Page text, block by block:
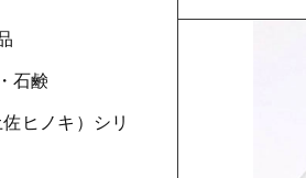
石鹸
ヒノキ）シリ
親カテゴリ